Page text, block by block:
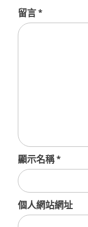
留言*
顯示名稱*
個人網站網址